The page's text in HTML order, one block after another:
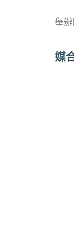
舉
媒